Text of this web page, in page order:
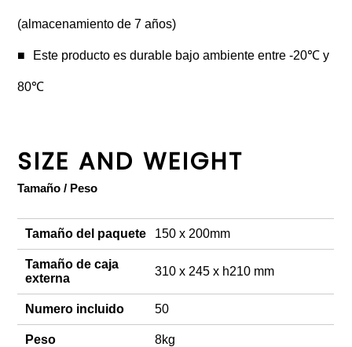
(almacenamiento de 7 años)
Este producto es durable bajo ambiente entre -20℃ y
80℃
SIZE AND WEIGHT
Tamaño / Peso
Tamaño del paquete 150 x 200mm
Tamaño de caja
externa
310 x 245 x h210 mm
Numero incluido 50
Peso 8kg